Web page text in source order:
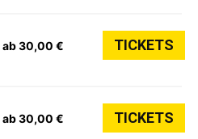
ab 30,00 € TICKETS
ab 30,00 € TICKETS